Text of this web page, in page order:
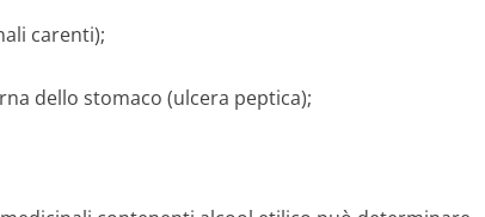
carenti);
dello stomaco (ulcera peptica);